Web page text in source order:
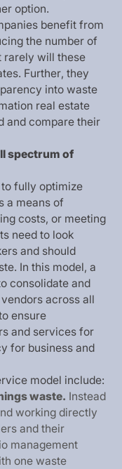
er option.
panies benefit from
cing the number of
rarely will these
tes. Further, they
parency into waste
ation real estate
and compare their
llspectrum of
to fully optimize
s a means of
ing costs, or meeting
ts need to look
ers and should
ste. In this model, a
o consolidate and
vendors across all
o ensure
s and services for
y for business and
rvice model include:
ingswaste. Instead
nd working directly
ers and their
io management
ith one waste